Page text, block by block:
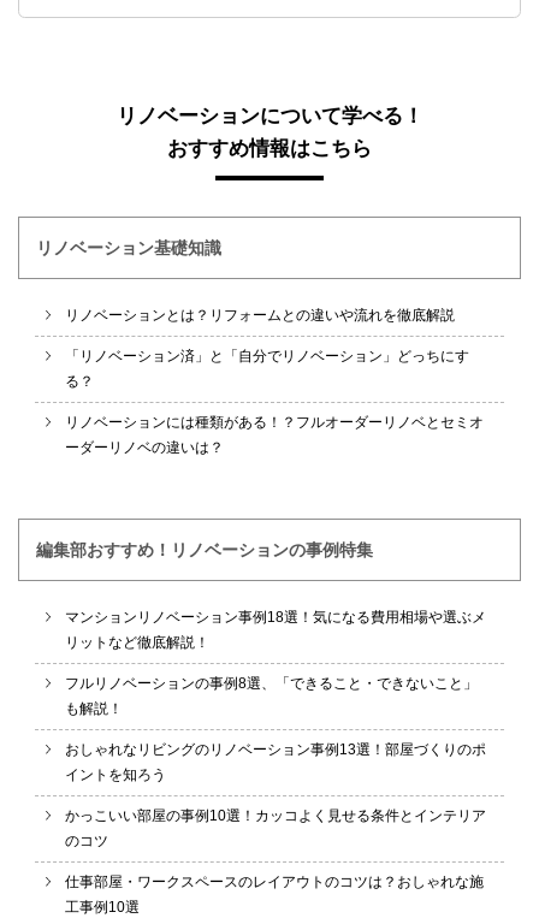
リノベーションについて学べる！
おすすめ情報はこちら
リノベーション基礎知識
リノベーションとは？リフォームとの違いや流れを徹底解説
「リノベーション済」と「自分でリノベーション」どっちにす
る？
リノベーションには種類がある！？フルオーダーリノベとセミオ
ーダーリノベの違いは？
編集部おすすめ！リノベーションの事例特集
マンションリノベーション事例18選！気になる費用相場や選ぶメ
リットなど徹底解説！
フルリノベーションの事例8選、「できること・できないこと」
も解説！
おしゃれなリビングのリノベーション事例13選！部屋づくりのポ
イントを知ろう
かっこいい部屋の事例10選！カッコよく見せる条件とインテリア
のコツ
仕事部屋・ワークスペースのレイアウトのコツは？おしゃれな施
工事例10選